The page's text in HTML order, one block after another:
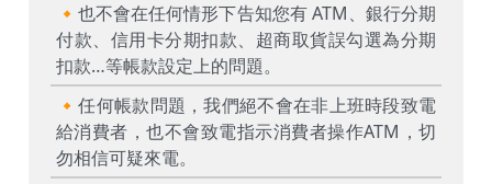
🔸也不會在任何情形下告知您有 ATM、銀行分期
付款、信用卡分期扣款、超商取貨誤勾選為分期
扣款…等帳款設定上的問題。
🔸任何帳款問題，我們絕不會在非上班時段致電
給消費者，也不會致電指示消費者操作ATM，切
勿相信可疑來電。